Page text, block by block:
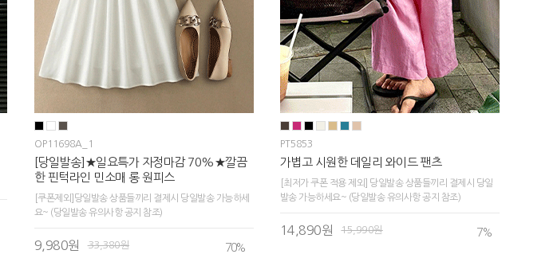
OP11698A_1
[당일발송]★일요특가 자정마감 70%★깔끔
한 핀턱라인 민소매 롱 원피스
[쿠폰제외]당일발송 상품들끼리 결제시 당일발송 가능하세
요~ (당일발송 유의사항 공지 참조)
9,980원 33,380원 70%
PT5853
가볍고 시원한 데일리 와이드 팬츠
[최저가 쿠폰 적용 제외] 당일발송 상품들끼리 결제시 당일
발송 가능하세요~ (당일발송 유의사항 공지 참조)
14,890원 15,990원 7%